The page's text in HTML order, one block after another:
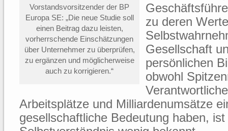
Vorstandsvorsitzender der BP
Europa SE: „Die neue Studie soll
einen Beitrag dazu leisten,
vorherrschende Einschätzungen
über Unternehmer zu überprüfen,
zu ergänzen und möglicherweise
auch zu korrigieren.“
zu deren
Gesellschaft
persönlichen
obwohl
Arbeitsplätze und Milliardenumsätze
gesellschaftliche Bedeutung haben,